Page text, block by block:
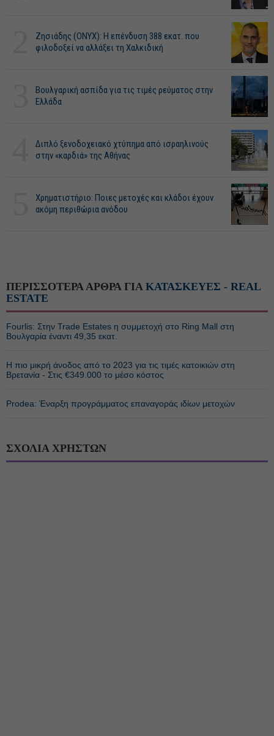
Ζησιάδης (ONYX): Η επένδυση 388 εκατ. που
φιλοδοξεί να αλλάξει τη Χαλκιδική
Βουλγαρική ασπίδα για τις τιμές ρεύματος στην
Ελλάδα
Διπλό ξενοδοχειακό χτύπημα από ισραηλινούς
στην «καρδιά» της Αθήνας
Χρηματιστήριο: Ποιες μετοχές και κλάδοι έχουν
ακόμη περιθώρια ανόδου
ΠΕΡΙΣΣΟΤΕΡΑ ΑΡΘΡΑ ΓΙΑ ΚΑΤΑΣΚΕΥΕΣ - REAL
ESTATE
Fourlis: Στην Trade Estates η συμμετοχή στο Ring Mall στη
Βουλγαρία έναντι 49,35 εκατ.
Η πιο μικρή άνοδος από το 2023 για τις τιμές κατοικιών στη
Βρετανία - Στις €349.000 το μέσο κόστος
Prodea: Έναρξη προγράμματος επαναγοράς ιδίων μετοχών
ΣΧΟΛΙΑ ΧΡΗΣΤΩΝ